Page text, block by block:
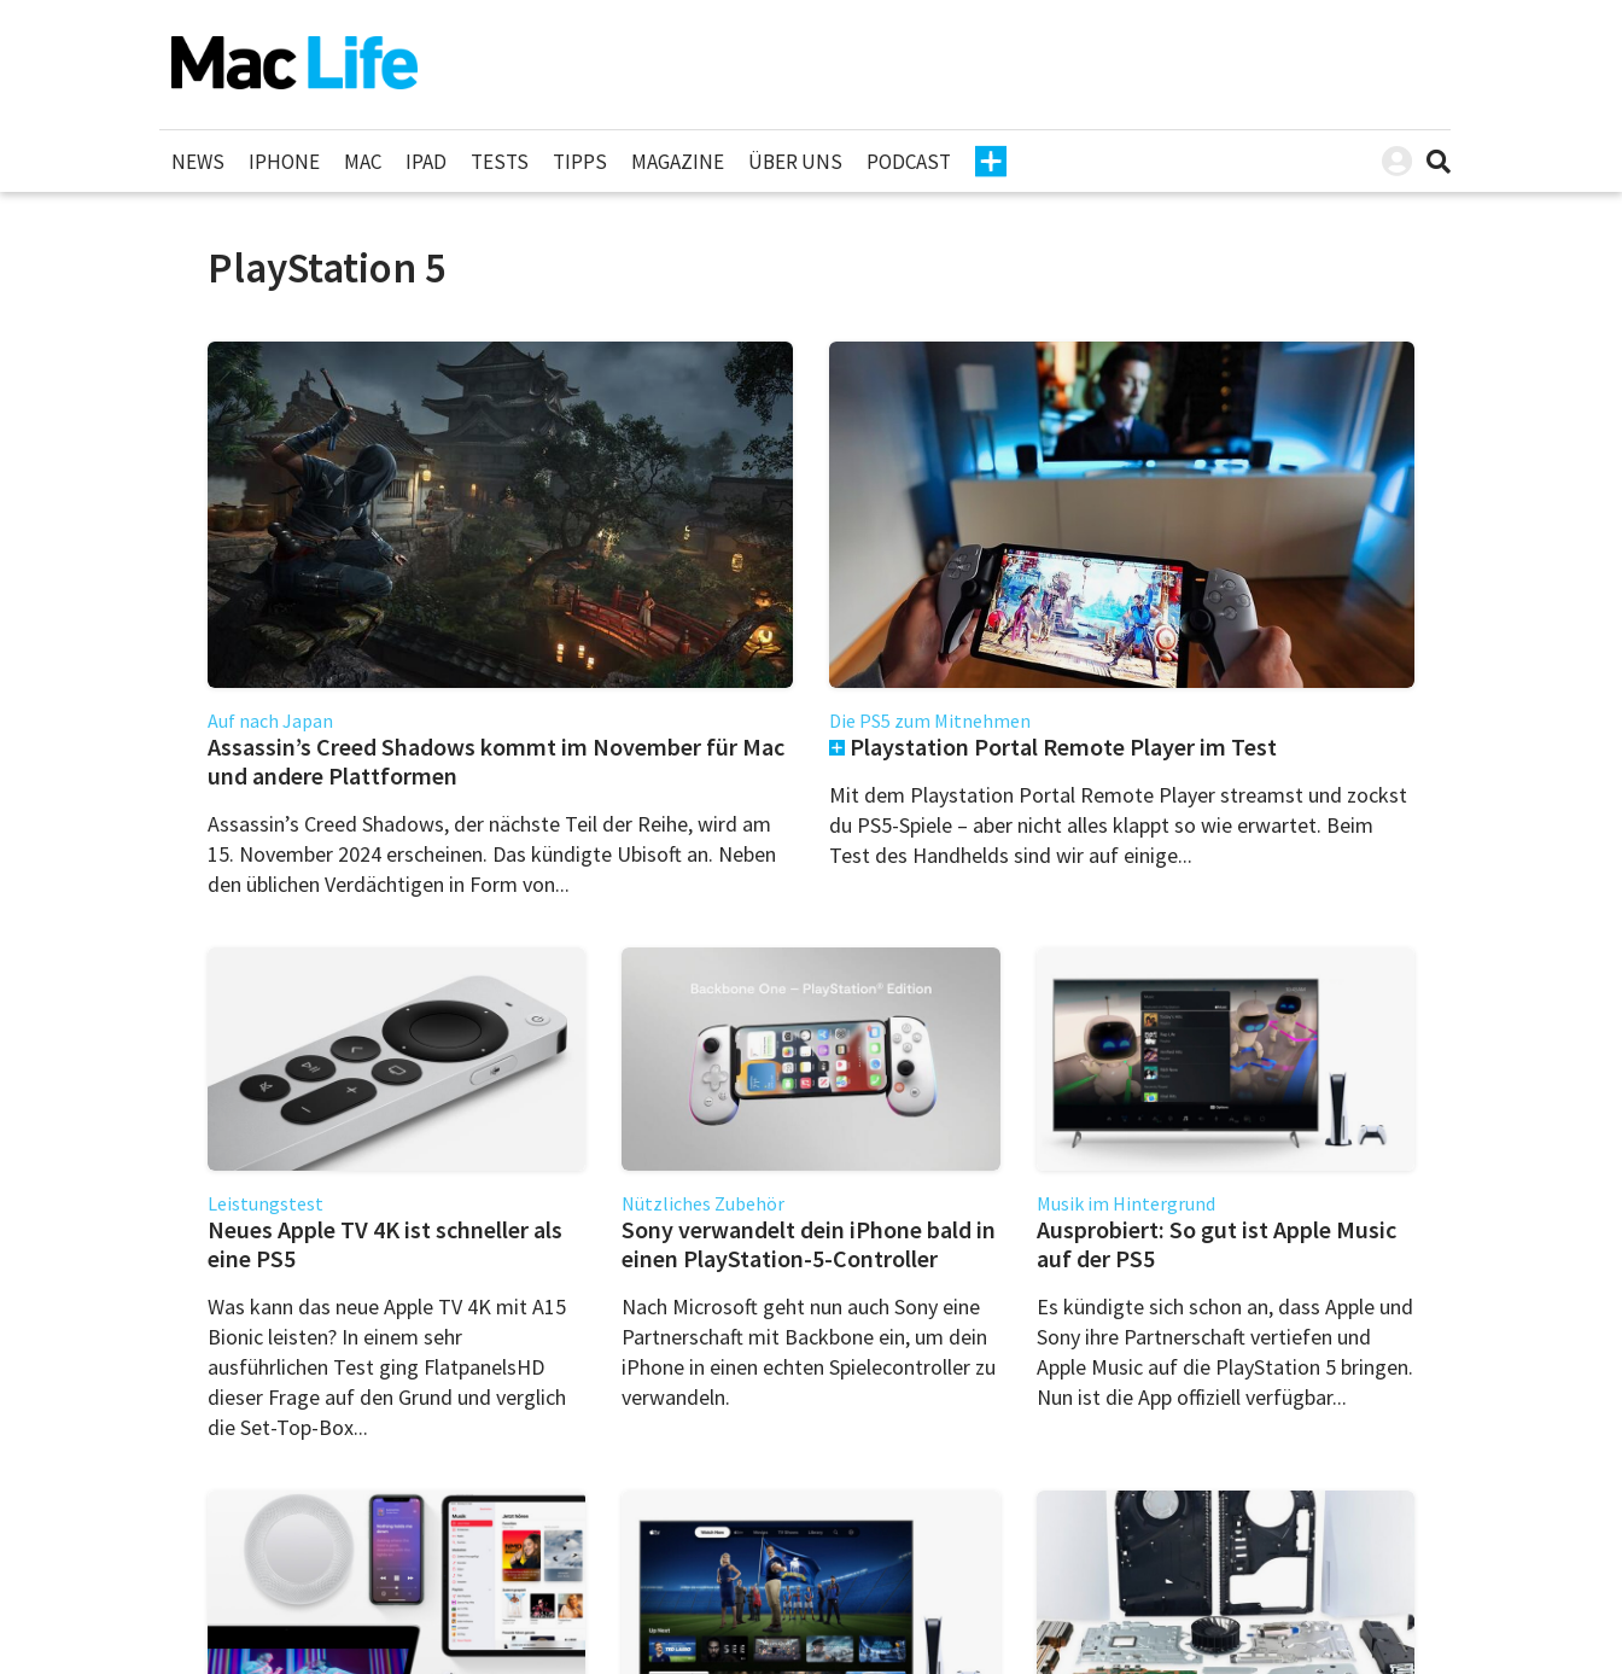
NEWS IPHONE MAC IPAD TESTS TIPPS MAGAZINE ÜBER UNS PODCAST
PlayStation 5
Auf nach Japan
Assassin’s Creed Shadows kommt im November für Mac
und andere Plattformen
Assassin’s Creed Shadows, der nächste Teil der Reihe, wird am
15. November 2024 erscheinen. Das kündigte Ubisoft an. Neben
den üblichen Verdächtigen in Form von...
Die PS5 zum Mitnehmen
Playstation Portal Remote Player im Test
Mit dem Playstation Portal Remote Player streamst und zockst
du PS5-Spiele – aber nicht alles klappt so wie erwartet. Beim
Test des Handhelds sind wir auf einige...
Leistungstest
Neues Apple TV 4K ist schneller als
eine PS5
Was kann das neue Apple TV 4K mit A15
Bionic leisten? In einem sehr
ausführlichen Test ging FlatpanelsHD
dieser Frage auf den Grund und verglich
die Set-Top-Box...
Nützliches Zubehör
Sony verwandelt dein iPhone bald in
einen PlayStation-5-Controller
Nach Microsoft geht nun auch Sony eine
Partnerschaft mit Backbone ein, um dein
iPhone in einen echten Spielecontroller zu
verwandeln.
Musik im Hintergrund
Ausprobiert: So gut ist Apple Music
auf der PS5
Es kündigte sich schon an, dass Apple und
Sony ihre Partnerschaft vertiefen und
Apple Music auf die PlayStation 5 bringen.
Nun ist die App offiziell verfügbar...